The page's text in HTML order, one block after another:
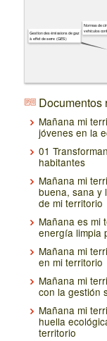
Normas de
vehículos
Gestion des émissions de gaz
à effet de serre (GES)
Documentos
Mañana mi
jóvenes en la
01
habitantes
Mañana mi
buena, sana y
de mi territorio
Mañana es mi
energía limpia
Mañana mi
en mi territorio
Mañana mi
con la gestión
Mañana mi
huella
territorio